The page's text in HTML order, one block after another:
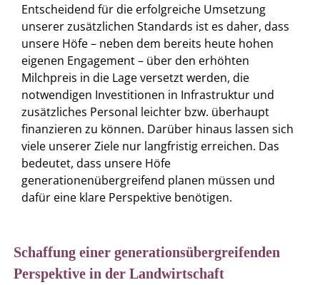
Entscheidend für die erfolgreiche Umsetzung
unserer zusätzlichen Standards ist es daher, dass
unsere Höfe – neben dem bereits heute hohen
eigenen Engagement – über den erhöhten
Milchpreis in die Lage versetzt werden, die
notwendigen Investitionen in Infrastruktur und
zusätzliches Personal leichter bzw. überhaupt
finanzieren zu können. Darüber hinaus lassen sich
viele unserer Ziele nur langfristig erreichen. Das
bedeutet, dass unsere Höfe
generationenübergreifend planen müssen und
dafür eine klare Perspektive benötigen.
Schaffung einer generationsübergreifenden
Perspektive in der Landwirtschaft